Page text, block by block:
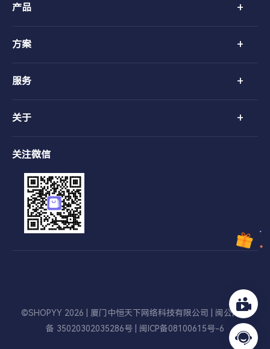
产品 +
方案 +
服务 +
关于 +
关注微信
©SHOPYY 2026 | 厦门中恒天下网络科技有限公司 | 闽公网安
备 35020302035286号
闽ICP备08100615号-6